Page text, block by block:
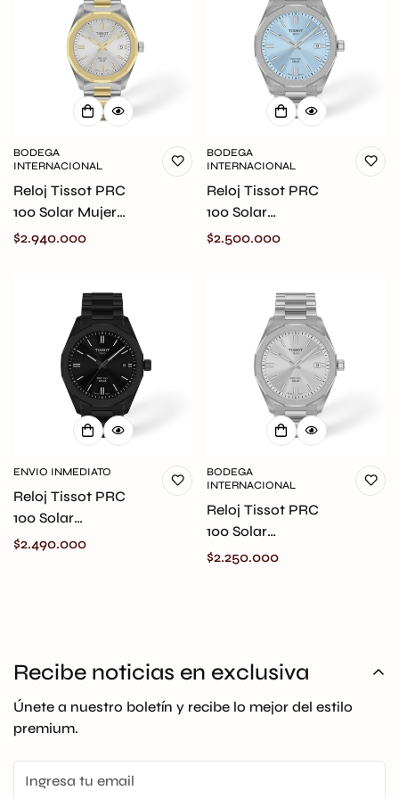
BODEGA
INTERNACIONAL
Reloj Tissot PRC
100 Solar Mujer
T151.822.22.031.00
Precio
$2.940.000
BODEGA
INTERNACIONAL
Reloj Tissot PRC
100 Solar
T151.422.11.351.00
Precio
$2.500.000
ENVIO INMEDIATO
Reloj Tissot PRC
100 Solar
T151.422.33.051.00
Precio
$2.490.000
BODEGA
INTERNACIONAL
Reloj Tissot PRC
100 Solar
T151.422.11.031.00
Precio
$2.250.000
Recibe noticias en exclusiva
Únete a nuestro boletín y recibe lo mejor del estilo
premium.